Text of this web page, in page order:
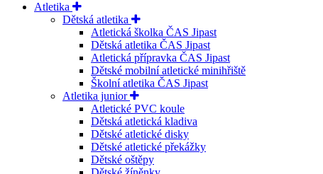
Atletika
Dětská atletika
Atletická školka ČAS Jipast
Dětská atletika ČAS Jipast
Atletická přípravka ČAS Jipast
Dětské mobilní atletické minihřiště
Školní atletika ČAS Jipast
Atletika junior
Atletické PVC koule
Dětská atletická kladiva
Dětské atletické disky
Dětské atletické překážky
Dětské oštěpy